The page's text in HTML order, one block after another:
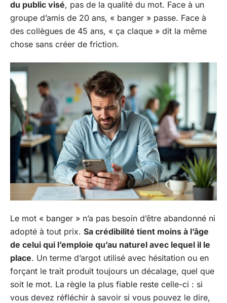
du public visé, pas de la qualité du mot. Face à un
groupe d’amis de 20 ans, « banger » passe. Face à
des collègues de 45 ans, « ça claque » dit la même
chose sans créer de friction.
Le mot « banger » n’a pas besoin d’être abandonné ni
adopté à tout prix. Sa crédibilité tient moins à l’âge
de celui qui l’emploie qu’au naturel avec lequel il le
place. Un terme d’argot utilisé avec hésitation ou en
forçant le trait produit toujours un décalage, quel que
soit le mot. La règle la plus fiable reste celle-ci : si
vous devez réfléchir à savoir si vous pouvez le dire,